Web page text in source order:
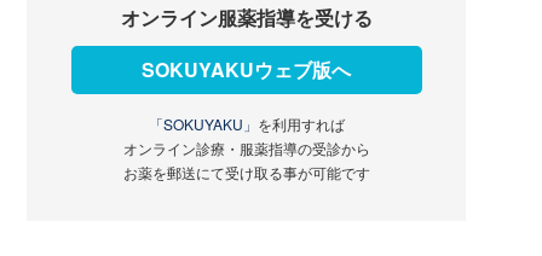
オンライン服薬指導を受ける
SOKUYAKUウェブ版へ
「SOKUYAKU」 を利用すれば
オンライン診療・服薬指導の受診から
お薬を郵送にて受け取る事が可能です